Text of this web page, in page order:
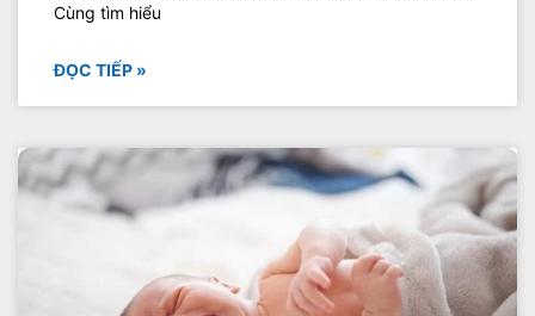
Cùng tìm hiểu
ĐỌC TIẾP »